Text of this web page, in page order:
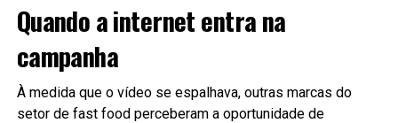
Quando a internet entra na
campanha
À medida que o vídeo se espalhava, outras marcas do
setor de fast food perceberam a oportunidade de